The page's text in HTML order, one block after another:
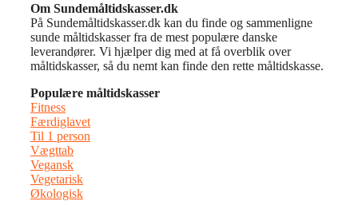
Om Sundemåltidskasser.dk
På Sundemåltidskasser.dk kan du finde og sammenligne
sunde måltidskasser fra de mest populære danske
leverandører. Vi hjælper dig med at få overblik over
måltidskasser, så du nemt kan finde den rette måltidskasse.
Populære måltidskasser
Fitness
Færdiglavet
Til 1 person
Vægttab
Vegansk
Vegetarisk
Økologisk